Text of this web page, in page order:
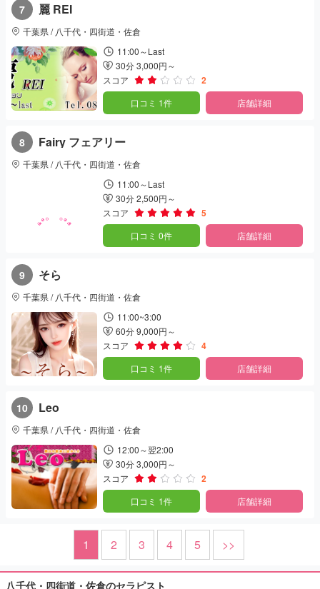
7 麗 REI
千葉県 / 八千代・四街道・佐倉
11:00～Last
30分 3,000円～
スコア
2
口コミ 1件 店舗詳細
8 Fairy フェアリー
千葉県 / 八千代・四街道・佐倉
11:00～Last
30分 2,500円～
スコア
5
口コミ 0件 店舗詳細
9 そら
千葉県 / 八千代・四街道・佐倉
11:00~3:00
60分 9,000円～
スコア
4
口コミ 1件 店舗詳細
10 Leo
千葉県 / 八千代・四街道・佐倉
12:00～翌2:00
30分 3,000円～
スコア
2
口コミ 1件 店舗詳細
1 2 3 4 5 >>
八千代・四街道・佐倉のセラピスト